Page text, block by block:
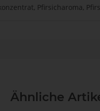
Pfirsicharoma,
Ähnliche